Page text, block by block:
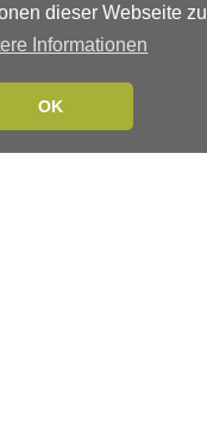
dieser Webseite zu
Informationen
OK